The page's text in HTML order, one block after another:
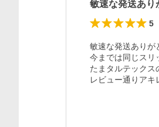
敏速な発送あ
5
敏速な発送ありが
今までは同じスリ
たまタルテックス
レビュー通りアキ